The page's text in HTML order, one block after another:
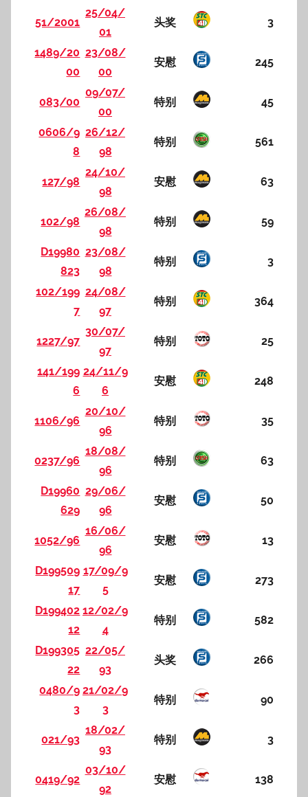
51/2001
25/04/
01
头奖 3
1489/20
00
23/08/
00
安慰 245
083/00
09/07/
00
特别 45
0606/9
8
26/12/
98
特别 561
127/98
24/10/
98
安慰 63
102/98
26/08/
98
特别 59
D19980
823
23/08/
98
特别 3
102/199
7
24/08/
97
特别 364
1227/97
30/07/
97
特别 25
141/199
6
24/11/9
6
安慰 248
1106/96
20/10/
96
特别 35
0237/96
18/08/
96
特别 63
D19960
629
29/06/
96
安慰 50
1052/96
16/06/
96
安慰 13
D199509
17
17/09/9
5
安慰 273
D199402
12
12/02/9
4
特别 582
D199305
22
22/05/
93
头奖 266
0480/9
3
21/02/9
3
特别 90
021/93
18/02/
93
特别 3
0419/92
03/10/
92
安慰 138